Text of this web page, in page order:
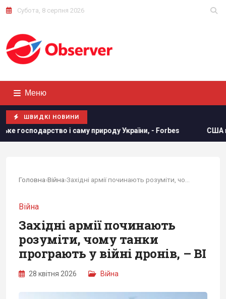
Субота, 8 серпня 2026
Меню
ШВИДКІ НОВИНИ
України, - Forbes США щомісяця постачатимуть
Головна›Війна›
Війна
Західні армії починають
розуміти, чому танки
програють у війні дронів, – BI
28 квітня 2026 Війна